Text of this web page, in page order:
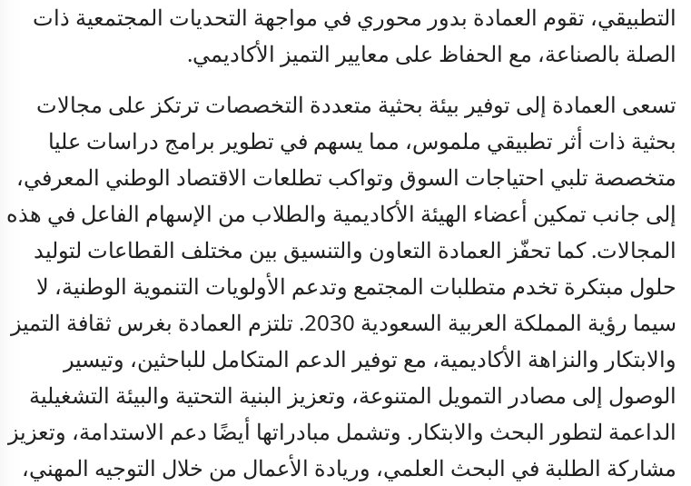
التطبيقي، تقوم العمادة بدور محوري في مواجهة التحديات المجتمعية ذات
الصلة بالصناعة، مع الحفاظ على معايير التميز الأكاديمي.
تسعى العمادة إلى توفير بيئة بحثية متعددة التخصصات ترتكز على مجالات
بحثية ذات أثر تطبيقي ملموس، مما يسهم في تطوير برامج دراسات عليا
متخصصة تلبي احتياجات السوق وتواكب تطلعات الاقتصاد الوطني المعرفي،
إلى جانب تمكين أعضاء الهيئة الأكاديمية والطلاب من الإسهام الفاعل في هذه
المجالات. كما تحفّز العمادة التعاون والتنسيق بين مختلف القطاعات لتوليد
حلول مبتكرة تخدم متطلبات المجتمع وتدعم الأولويات التنموية الوطنية، لا
سيما رؤية المملكة العربية السعودية 2030. تلتزم العمادة بغرس ثقافة التميز
والابتكار والنزاهة الأكاديمية، مع توفير الدعم المتكامل للباحثين، وتيسير
الوصول إلى مصادر التمويل المتنوعة، وتعزيز البنية التحتية والبيئة التشغيلية
الداعمة لتطور البحث والابتكار. وتشمل مبادراتها أيضًا دعم الاستدامة، وتعزيز
مشاركة الطلبة في البحث العلمي، وريادة الأعمال من خلال التوجيه المهني،